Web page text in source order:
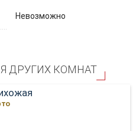
Невозможно
ДРУГИХ КОМНАТ